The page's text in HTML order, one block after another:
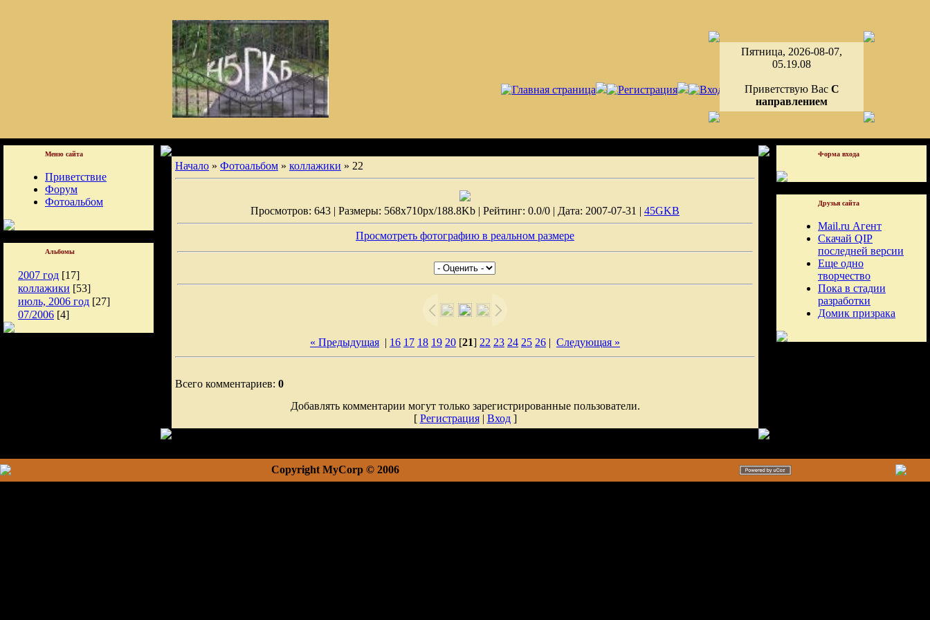
Пятница, 2026-08-07,
05.19.08
Приветствую Вас С
направлением
Меню сайта
Приветствие
Форум
Фотоальбом
Альбомы
2007 год [17]
коллажики [53]
июль, 2006 год [27]
07/2006 [4]
Начало » Фотоальбом » коллажики » 22
Просмотров: 643 | Размеры: 568x710px/188.8Kb | Рейтинг: 0.0/0 | Дата: 2007-07-31 | 45GKB
Просмотреть фотографию в реальном размере
« Предыдущая | 16 17 18 19 20 [21] 22 23 24 25 26 | Следующая »
Всего комментариев: 0
Добавлять комментарии могут только зарегистрированные пользователи.
[ Регистрация| Вход]
Форма входа
Друзья сайта
Mail.ru Агент
Скачай QIP
последней версии
Еще одно
творчество
Пока в стадии
разработки
Домик призрака
Copyright MyCorp © 2006